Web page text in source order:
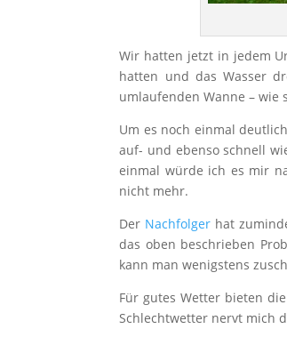
Wir hatten jetzt in jedem
hatten und das Wasser
umlaufenden Wanne – wie
Um es noch einmal
auf- und ebenso schnell
einmal würde ich es mir
nicht mehr.
Der Nachfolger hat
das oben beschrieben
kann man wenigstens
Für gutes Wetter bieten
Schlechtwetter nervt mich